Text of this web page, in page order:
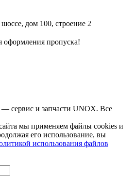
дом 100, строение 2
оформления пропуска!
сервис и запчасти UNOX. Все
мы применяем файлы cookies и
его использование, вы
использования файлов